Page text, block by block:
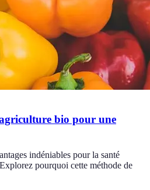
bio pour une
indéniables pour la santé
pourquoi cette méthode de